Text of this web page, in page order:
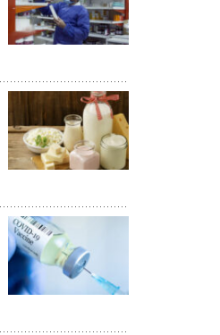
۲۴ مرداد ۱۴۰۰
۲۴ مرداد ۱۴۰۰
۲۴ مرداد ۱۴۰۰